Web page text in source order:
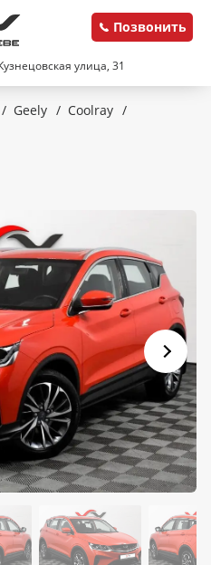
улица, 31
Позвонить
/ Geely / Coolray /